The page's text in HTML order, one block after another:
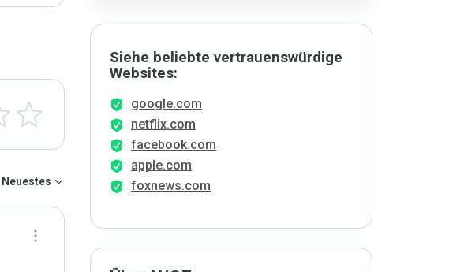
Neuestes
Siehe beliebte vertrauenswürdige
Websites:
google.com
netflix.com
facebook.com
apple.com
foxnews.com